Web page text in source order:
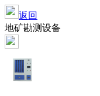
返回
地矿勘测设备